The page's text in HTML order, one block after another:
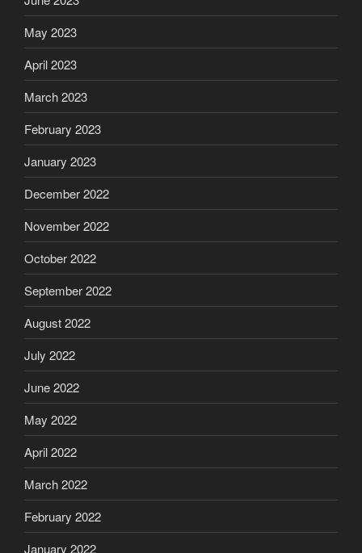
May 2023
April 2023
March 2023
February 2023
January 2023
December 2022
November 2022
October 2022
September 2022
August 2022
July 2022
June 2022
May 2022
April 2022
March 2022
February 2022
January 2022